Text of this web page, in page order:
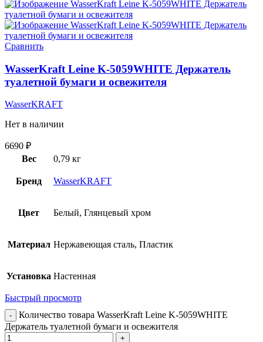
Сравнить
WasserKraft Leine K-5059WHITE Держатель
туалетной бумаги и освежителя
WasserKRAFT
Нет в наличии
6690 ₽
Вес
0,79 кг
Бренд WasserKRAFT
Цвет Белый, Глянцевый хром
Материал Нержавеющая сталь, Пластик
Установка Настенная
Быстрый просмотр
Количество товара WasserKraft Leine K-5059WHITE
Держатель туалетной бумаги и освежителя